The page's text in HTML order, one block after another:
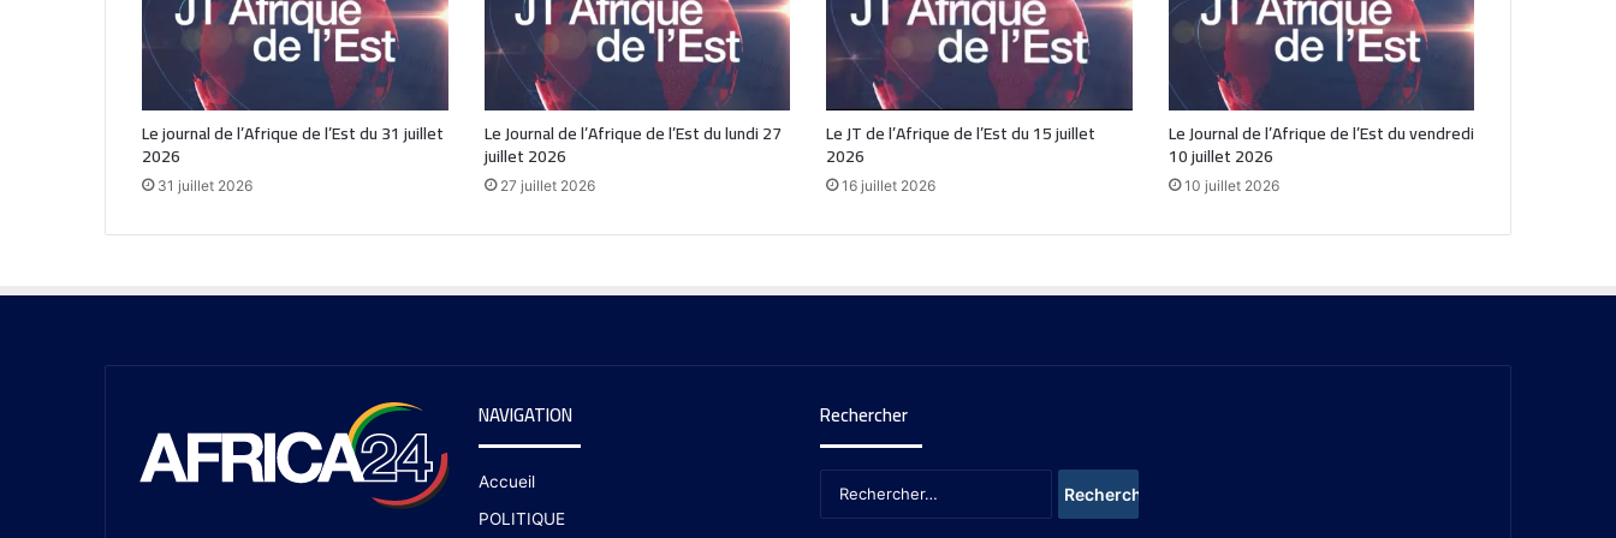
Le journal de l’Afrique de l’Est du 31 juillet
2026
31 juillet 2026
Le Journal de l’Afrique de l’Est du lundi 27
juillet 2026
27 juillet 2026
Le JT de l’Afrique de l’Est du 15 juillet
2026
16 juillet 2026
Le Journal de l’Afrique de l’Est du vendredi
10 juillet 2026
10 juillet 2026
NAVIGATION
Accueil
POLITIQUE
Rechercher